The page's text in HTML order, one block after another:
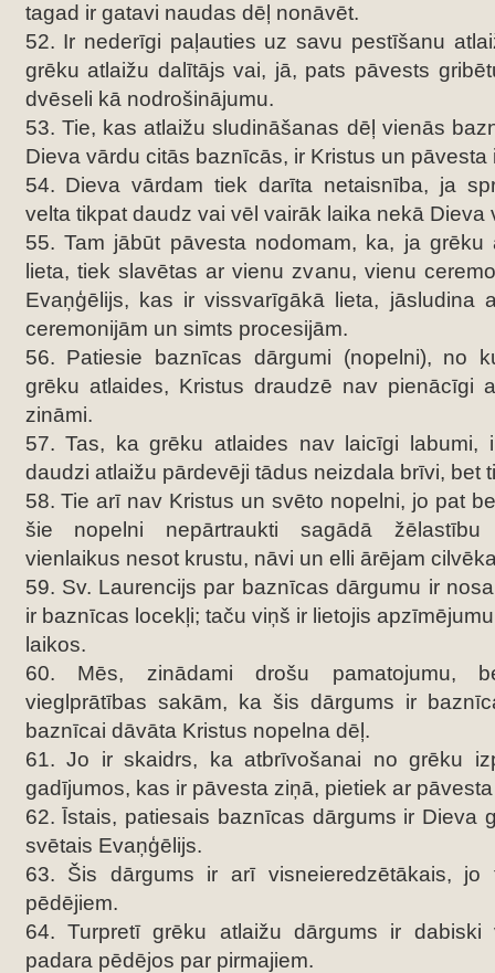
tagad ir gatavi naudas dēļ nonāvēt.
52. Ir nederīgi paļauties uz savu pestīšanu
grēku atlaižu dalītājs vai, jā, pats pāvests
dvēseli kā nodrošinājumu.
53. Tie, kas atlaižu sludināšanas dēļ vienās
Dieva vārdu citās baznīcās, ir Kristus un pāvesta
54. Dieva vārdam tiek darīta netaisnība, ja
velta tikpat daudz vai vēl vairāk laika nekā Dieva
55. Tam jābūt pāvesta nodomam, ka, ja
lieta, tiek slavētas ar vienu zvanu, vienu
Evaņģēlijs, kas ir vissvarīgākā lieta, jāsludina
ceremonijām un simts procesijām.
56. Patiesie baznīcas dārgumi (nopelni), no
grēku atlaides, Kristus draudzē nav pienācīgi
zināmi.
57. Tas, ka grēku atlaides nav laicīgi labumi,
daudzi atlaižu pārdevēji tādus neizdala brīvi, bet
58. Tie arī nav Kristus un svēto nopelni, jo pat
šie nopelni nepārtraukti sagādā žēlastību
vienlaikus nesot krustu, nāvi un elli ārējam
59. Sv. Laurencijs par baznīcas dārgumu ir
ir baznīcas locekļi; taču viņš ir lietojis
laikos.
60. Mēs, zinādami drošu pamatojumu,
vieglprātības sakām, ka šis dārgums ir
baznīcai dāvāta Kristus nopelna dēļ.
61. Jo ir skaidrs, ka atbrīvošanai no grēku
gadījumos, kas ir pāvesta ziņā, pietiek ar
62. Īstais, patiesais baznīcas dārgums ir Dieva
svētais Evaņģēlijs.
63. Šis dārgums ir arī visneieredzētākais,
pēdējiem.
64. Turpretī grēku atlaižu dārgums ir dabiski
padara pēdējos par pirmajiem.